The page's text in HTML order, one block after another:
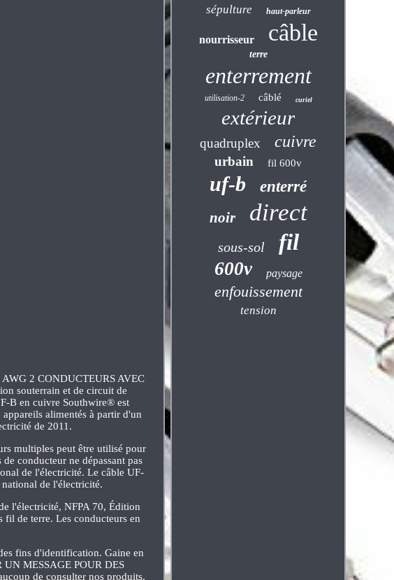
2 CONDUCTEURS AVEC
souterrain et de circuit de
B en cuivre Southwire® est
alimentés à partir d'un
de 2011.
multiples peut être utilisé pour
conducteur ne dépassant pas
de l'électricité. Le câble UF-
de l'électricité.
l'électricité, NFPA 70, Édition
de terre. Les conducteurs en
fins d'identification. Gaine en
MESSAGE POUR DES
de consulter nos produits.
sépulture haut-parleur
nourrisseur câble
terre
enterrement
utilisation-2 câblé curiel
extérieur
quadruplex cuivre
urbain fil 600v
uf-b enterré
noir direct
sous-sol fil
600v paysage
enfouissement
tension